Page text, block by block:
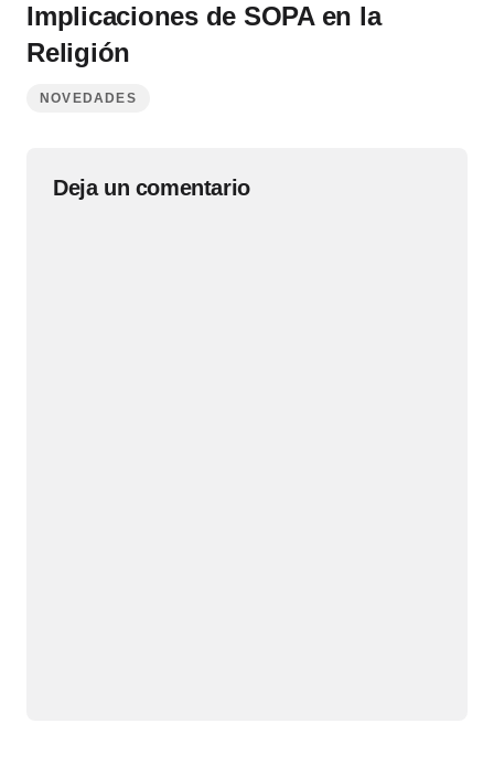
Implicaciones de SOPA en la
Religión
NOVEDADES
Deja un comentario